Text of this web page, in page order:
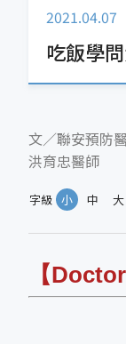
2021.04.07
吃飯學
文／聯安預防
洪育忠醫師
字級 小 中 大
【